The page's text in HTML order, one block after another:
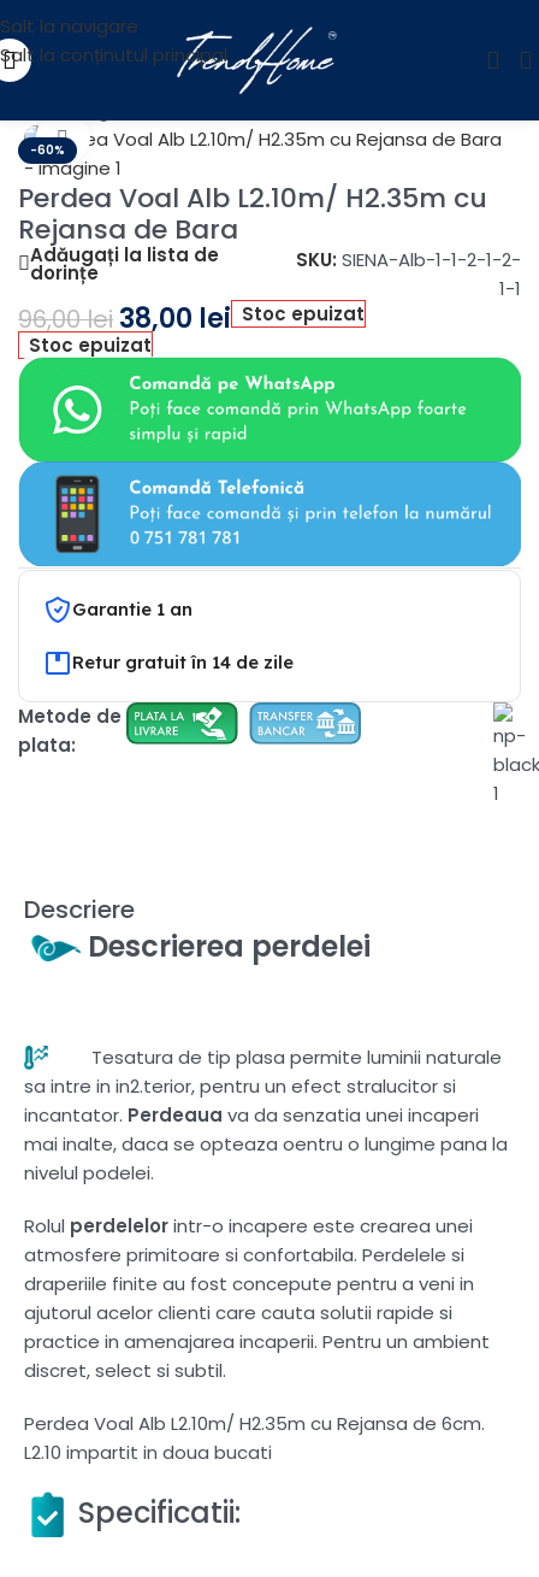
Salt la navigare
Salt la conținutul principal
-60%
Fă clic pentru a mări
Perdea Voal Alb L2.10m/ H2.35m cu
Rejansa de Bara
Adăugați la lista de
dorințe
SKU: SIENA-Alb-1-1-2-1-2-
1-1
96,00lei 38,00 lei Stoc epuizat
Stoc epuizat
Garantie 1 an
Retur gratuit în 14 de zile
Metode de
plata:
Descriere
Descrierea perdelei
Tesatura de tip plasa permite luminii naturale
sa intre in in2.terior, pentru un efect stralucitor si
incantator. Perdeaua va da senzatia unei incaperi
mai inalte, daca se opteaza oentru o lungime pana la
nivelul podelei.
Rolul perdelelorintr-o incapere este crearea unei
atmosfere primitoare si confortabila. Perdelele si
draperiile finite au fost concepute pentru a veni in
ajutorul acelor clienti care cauta solutii rapide si
practice in amenajarea incaperii. Pentru un ambient
discret, select si subtil.
Perdea Voal Alb L2.10m/ H2.35m cu Rejansa de 6cm.
L2.10 impartit in doua bucati
Specificatii: